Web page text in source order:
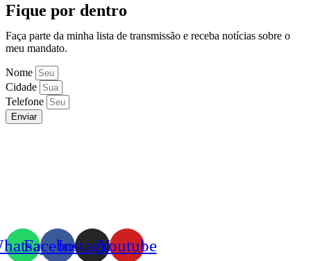
Fique por dentro
Faça parte da minha lista de transmissão e receba notícias sobre o
meu mandato.
Nome
Cidade
Telefone
Enviar
FacebookInstagramYoutube